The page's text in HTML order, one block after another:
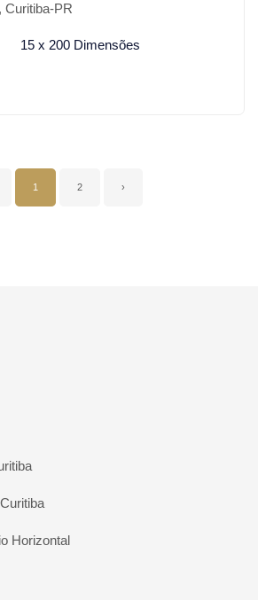
Curitiba-PR
15 x 200 Dimensões
1 2 ›
Horizontal